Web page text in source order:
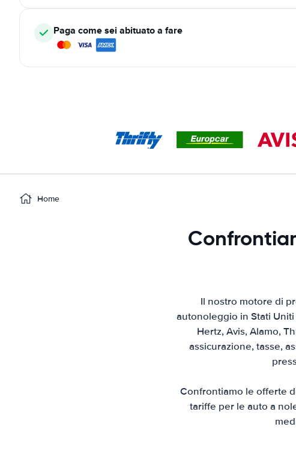
Paga come sei abituato a fare
Home
Il nostro motore di
autonoleggio in Stati
Hertz, Avis, Alamo,
assicurazione, tasse,
Confrontiamo le offerte
tariffe per le auto a